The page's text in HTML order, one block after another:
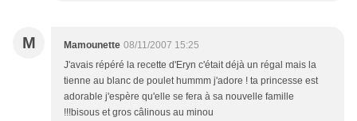
M Mamounette 08/11/2007 15:25
J'avais répéré la recette d'Eryn c'était déjà un régal mais la
tienne au blanc de poulet hummm j'adore ! ta princesse est
adorable j'espère qu'elle se fera à sa nouvelle famille
!!!bisous et gros câlinous au minou